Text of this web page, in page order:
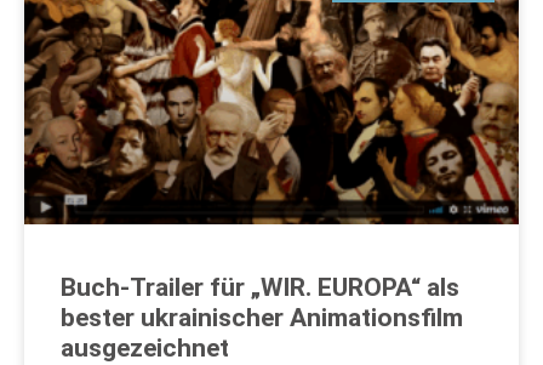
Buch-Trailer für „WIR. EUROPA“ als
bester ukrainischer Animationsfilm
ausgezeichnet